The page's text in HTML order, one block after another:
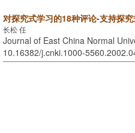
对探究式学习的18种评论-支持探
长松 任
Journal of East China Normal
10.16382/j.cnki.1000-